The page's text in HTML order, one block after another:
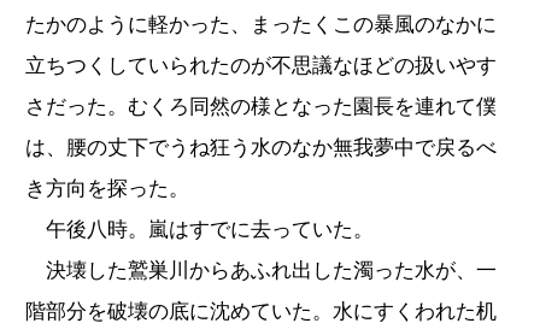
たかのように軽かった、まったくこの暴風のなかに
立ちつくしていられたのが不思議なほどの扱いやす
さだった。むくろ同然の様となった園長を連れて僕
は、腰の丈下でうね狂う水のなか無我夢中で戻るべ
き方向を探った。
午後八時。嵐はすでに去っていた。
決壊した鷲巣川からあふれ出した濁った水が、一
階部分を破壊の底に沈めていた。水にすくわれた机